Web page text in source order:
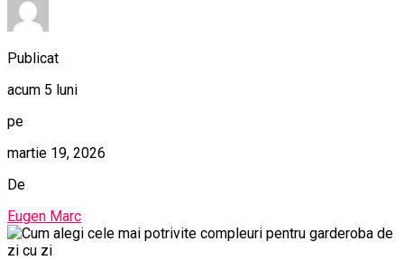
Publicat
acum 5 luni
pe
martie 19, 2026
De
Eugen Marc